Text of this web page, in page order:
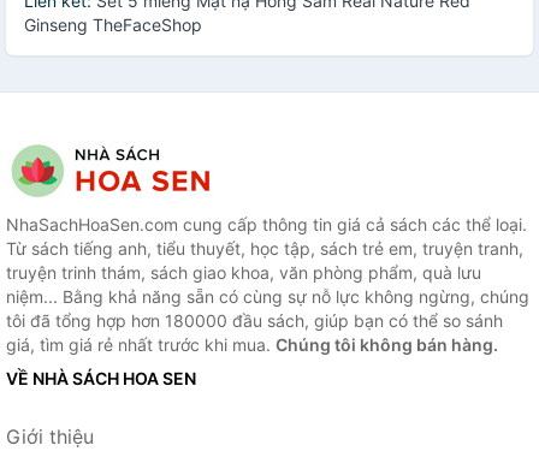
Ginseng TheFaceShop
NhaSachHoaSen.com cung cấp thông tin giá cả sách các thể loại.
Từ sách tiếng anh, tiểu thuyết, học tập, sách trẻ em, truyện tranh,
truyện trinh thám, sách giao khoa, văn phòng phẩm, quà lưu
niệm... Bằng khả năng sẵn có cùng sự nỗ lực không ngừng, chúng
tôi đã tổng hợp hơn 180000 đầu sách, giúp bạn có thể so sánh
giá, tìm giá rẻ nhất trước khi mua. Chúng tôi không bán hàng.
VỀ NHÀ SÁCH HOA SEN
Giới thiệu